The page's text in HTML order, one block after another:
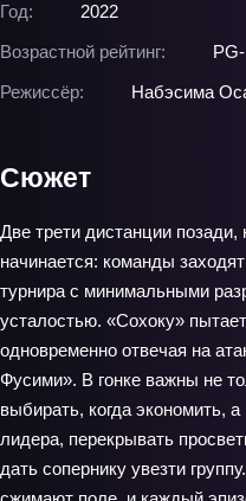
Год:
2022
Возрастной рейтинг:
Режиссёр:
Набэсима
Сюжет
Две трети дистанции
начинается: команды
турнира с минимальными
усталостью. «Сохоку»
одновременно отвечая на
Фусими». В гонке важны не
выбирать, когда экономить,
лидера, перекрывать
дать сопернику увезти